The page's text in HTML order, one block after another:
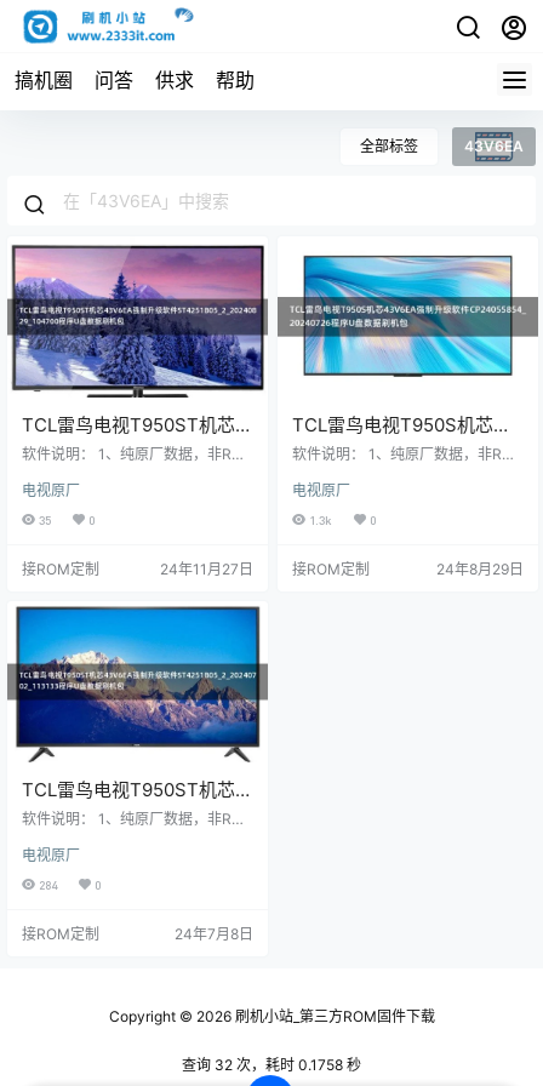
搞机圈 问答 供求 帮助
全部标签 43V6EA
TCL雷鸟电视T950ST机芯
43V6EA强制升级软件
04700程序U盘数据刷机包
软件说明： 1、纯原厂数据，非ROO
乐趣，一切源于刷机导致后果自
负，本网站概不负责； 3、本网站所
作！ 下方可查询对应的刷机方法和
电视原厂
35 0
接ROM定制 24年11月27日
TCL雷鸟电视T950S机芯
43V6EA强制升级软件
序U盘数据刷机包
软件说明： 1、纯原厂数据，非ROO
乐趣，一切源于刷机导致后果自
负，本网站概不负责； 3、本网站所
作！ 下方可查询对应的刷机方法和
电视原厂
1.3k 0
接ROM定制 24年8月29日
TCL雷鸟电视T950ST机芯
43V6EA强制升级软件
13133程序U盘数据刷机包
软件说明： 1、纯原厂数据，非ROO
乐趣，一切源于刷机导致后果自
负，本网站概不负责； 3、本网站所
有资料仅供测试和技术交流使用，
作！ 下方可查询对应的刷机方法和
电视原厂
284 0
接ROM定制 24年7月8日
Copyright © 2026刷机小站_第三方ROM固件下载
查询 32 次，耗时 0.1758 秒